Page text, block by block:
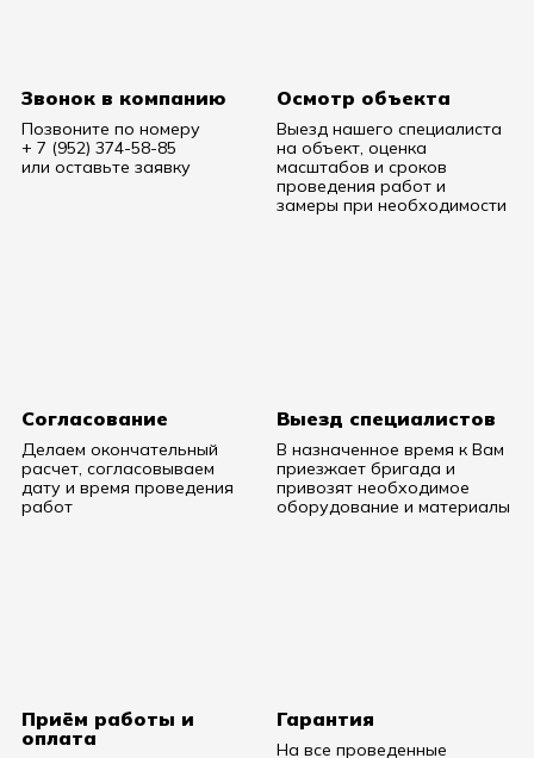
Звонок в компанию
Позвоните по номеру
+ 7 (952) 374-58-85
или оставьте заявку
Осмотр объекта
Выезд нашего специалиста
на объект, оценка
масштабов и сроков
проведения работ и
замеры при необходимости
Согласование
Делаем окончательный
расчет, согласовываем
дату и время проведения
работ
Выезд специалистов
В назначенное время к Вам
приезжает бригада и
привозят необходимое
оборудование и материалы
Приём работы и
оплата
Гарантия
На все проведенные